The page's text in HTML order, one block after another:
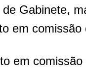
Gabinete,
em
em